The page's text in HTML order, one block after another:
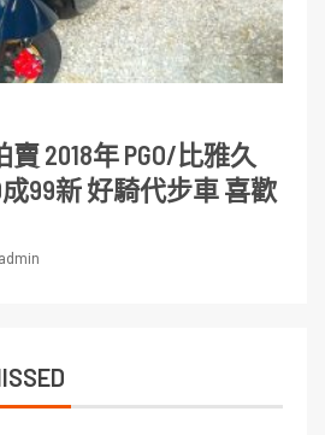
2018年 PGO/比雅久
成99新 好騎代步車 喜歡
admin